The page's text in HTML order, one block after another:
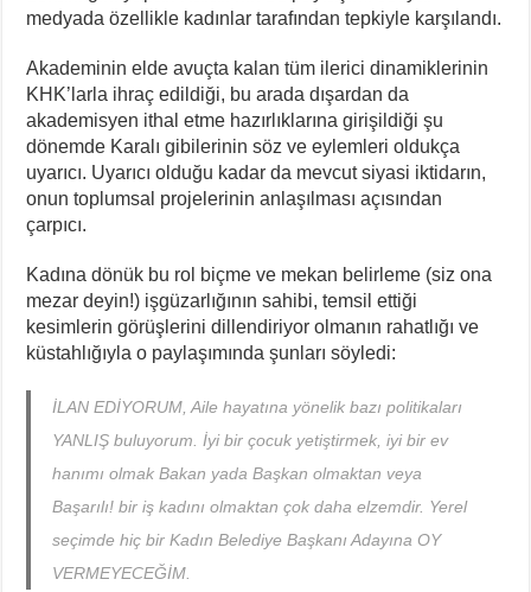
medyada özellikle kadınlar tarafından tepkiyle karşılandı.
Akademinin elde avuçta kalan tüm ilerici dinamiklerinin
KHK’larla ihraç edildiği, bu arada dışardan da
akademisyen ithal etme hazırlıklarına girişildiği şu
dönemde Karalı gibilerinin söz ve eylemleri oldukça
uyarıcı. Uyarıcı olduğu kadar da mevcut siyasi iktidarın,
onun toplumsal projelerinin anlaşılması açısından
çarpıcı.
Kadına dönük bu rol biçme ve mekan belirleme (siz ona
mezar deyin!) işgüzarlığının sahibi, temsil ettiği
kesimlerin görüşlerini dillendiriyor olmanın rahatlığı ve
küstahlığıyla o paylaşımında şunları söyledi:
İLAN EDİYORUM, Aile hayatına yönelik bazı politikaları
YANLIŞ buluyorum. İyi bir çocuk yetiştirmek, iyi bir ev
hanımı olmak Bakan yada Başkan olmaktan veya
Başarılı! bir iş kadını olmaktan çok daha elzemdir. Yerel
seçimde hiç bir Kadın Belediye Başkanı Adayına OY
VERMEYECEĞİM.